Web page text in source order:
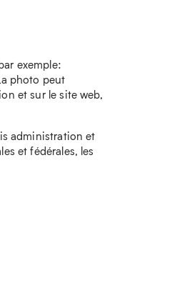
exemple:
photo peut
et sur le site web,
administration et
et fédérales, les